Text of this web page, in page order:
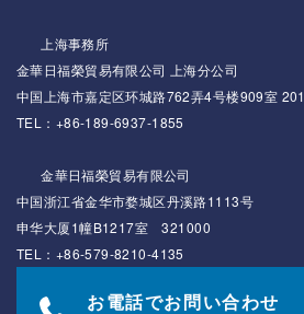
上海事務所
金華日福榮貿易有限公司 上海分公司
中国上海市嘉定区环城路762弄4号楼909室
TEL：+86-189-6937-1855
金華日福榮貿易有限公司
中国浙江省金华市婺城区丹溪路1113号
申华大厦1幢B1217室 321000
TEL：+86-579-8210-4135
お電話でお問い合わせ